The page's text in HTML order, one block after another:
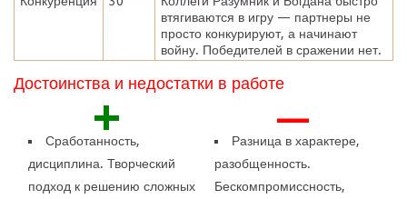
втягиваются в игру — партнеры не
просто конкурируют, а начинают
войну. Победителей в сражении нет.
Достоинства и недостатки в работе
+
Сработанность,
дисциплина. Творческий
подход к решению сложных
—
Разница в характере,
разобщенность.
Бескомпромиссность,